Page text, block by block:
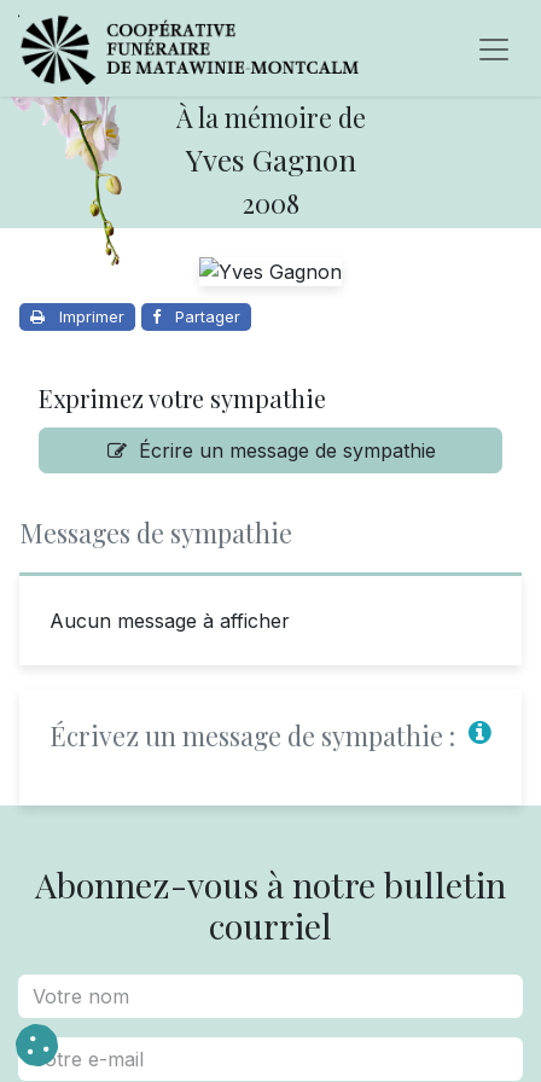
À la mémoire de
Yves Gagnon
2008
Imprimer Partager
Exprimez votre sympathie
Écrire un message de sympathie
Messages de sympathie
Aucun message à afficher
Écrivez un message de sympathie :
Abonnez-vous à notre bulletin
courriel